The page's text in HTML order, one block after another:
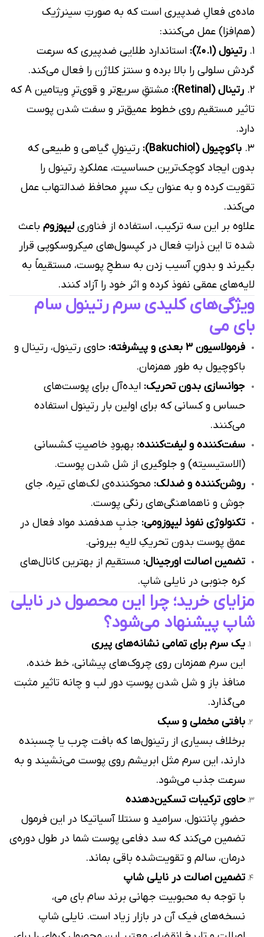
ماده‌ی فعالِ ضدپیری است که به صورتِ سینرژیک
(هم‌افزا) عمل می‌کنند:
۱. رتینول (۰.۱٪):
استاندارد طلایی ضدپیری که سرعت
گردش سلولی را بالا برده و سنتز کلاژن را فعال می‌کند.
۲. رتینال (Retinal):
مشتقِ سریع‌تر و قوی‌ترِ ویتامین A که
تاثیر مستقیم روی خطوط عمیق‌تر و سفت شدن پوست
دارد.
۳. باکوچیول (Bakuchiol):
رتینولِ گیاهی و طبیعی که
بدون ایجاد کوچک‌ترین حساسیت، عملکردِ رتینول را
تقویت کرده و به عنوان یک سپرِ محافظ ضدالتهاب عمل
می‌کند.
علاوه بر این سه ترکیب، استفاده از فناوری لیپوزوم باعث
شده تا این ذراتِ فعال در کپسول‌های میکروسکوپی قرار
بگیرند و بدونِ آسیب زدن به سطحِ پوست، مستقیماً به
لایه‌های عمقی نفوذ کرده و اثر خود را آزاد کنند.
ویژگی‌های کلیدی سرم رتینول سام
بای می
فرمولاسیون ۳ بعدی و پیشرفته:
حاوی رتینول، رتینال و
باکوچیول به طور همزمان.
جوانسازی بدون تحریک: ایده‌آل برای پوست‌های
حساس و کسانی که برای اولین بار رتینول استفاده
می‌کنند.
سفت‌کننده و لیفت‌کننده: بهبودِ خاصیتِ کشسانی
(الاستیسیته) و جلوگیری از شل شدن پوست.
روشن‌کننده و ضدلک: محوکننده‌ی لک‌های تیره، جای
جوش و ناهماهنگی‌های رنگی پوست.
تکنولوژی نفوذ لیپوزومی: جذبِ هدفمند مواد فعال در
عمق پوست بدون تحریکِ لایه بیرونی.
تضمین اصالت اورجینال: مستقیم از بهترین کانال‌های
کره جنوبی در نایلی شاپ.
مزایای خرید؛ چرا این محصول در نایلی
شاپ پیشنهاد می‌شود؟
یک سرم برای تمامی نشانه‌های پیری
این سرم همزمان روی چروک‌های پیشانی، خط خنده،
منافذ باز و شل شدن پوستِ دور لب و چانه تاثیر مثبت
می‌گذارد.
بافتی مخملی و سبک
برخلاف بسیاری از رتینول‌ها که بافت چرب یا چسبنده
دارند، این سرم مثل ابریشم روی پوست می‌نشیند و به
سرعت جذب می‌شود.
حاوی ترکیبات تسکین‌دهنده
حضورِ پانتنول، سرامید و سنتلا آسیاتیکا در این فرمول
تضمین می‌کند که سد دفاعی پوست شما در طول دوره‌ی
درمان، سالم و تقویت‌شده باقی بماند.
تضمین اصالت در نایلی شاپ
با توجه به محبوبیت جهانی برند سام بای می،
نسخه‌های فیک آن در بازار زیاد است. نایلی شاپ